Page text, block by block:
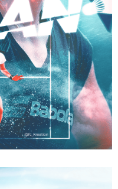
– ATHLÈTE – BOXE